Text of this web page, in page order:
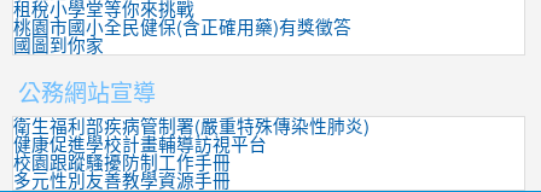
租稅小學堂等你來挑戰
桃園市國小全民健保(含正確用藥)有獎徵答
國圖到你家
公務網站宣導
衛生福利部疾病管制署(嚴重特殊傳染性肺炎)
健康促進學校計畫輔導訪視平台
校園跟蹤騷擾防制工作手冊
多元性別友善教學資源手冊